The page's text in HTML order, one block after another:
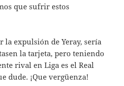
que sufrir estos
expulsión de Yeray, sería
la tarjeta, pero teniendo
rival en Liga es el Real
dude. ¡Que vergüenza!